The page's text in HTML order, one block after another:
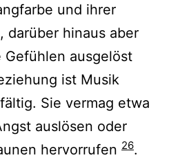
und ihrer
darüber hinaus aber
ausgelöst
ist Musik
Sie vermag etwa
auslösen oder
hervorrufen 26.